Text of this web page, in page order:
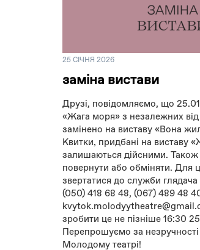
25 СІЧНЯ 2026
заміна вистави
Друзі, повідомляємо, що
«Жага моря» з незалежних
замінено на виставу «Вона
Квитки, придбані на виставу
залишаються дійсними. Також
повернути або обміняти. Для
звертатися до служби
(050) 418 68 48, (067) 489 48
зробити це не пізніше 16:30
Перепрошуємо за
Молодому театрі!